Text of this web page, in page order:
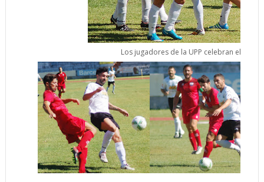
Los jugadores de la UPP celebran el 3-0